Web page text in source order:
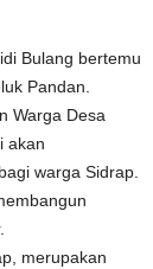
Bulang bertemu
Pandan.
Warga Desa
akan
warga Sidrap.
merupakan